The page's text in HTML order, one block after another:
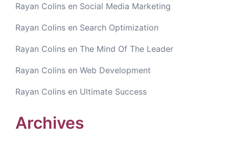
Rayan Colins en Social Media Marketing
Rayan Colins en Search Optimization
Rayan Colins en The Mind Of The Leader
Rayan Colins en Web Development
Rayan Colins en Ultimate Success
Archives